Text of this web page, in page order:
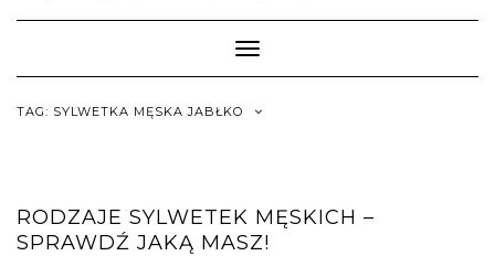
Toggle
Navigation
TAG: SYLWETKA MĘSKA JABŁKO
RODZAJE SYLWETEK MĘSKICH –
SPRAWDŹ JAKĄ MASZ!